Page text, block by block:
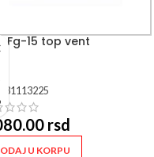
Fg-15 top vent
31113225
rsd
U KORPU